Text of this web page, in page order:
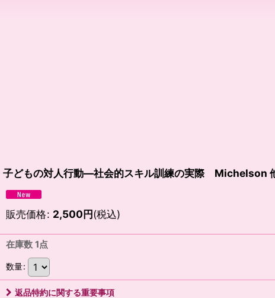
子どもの対人行動―社会的スキル訓練の実際 Michelson
販売価格: 2,500円(税込)
在庫数 1点
数量:
返品特約に関する重要事項